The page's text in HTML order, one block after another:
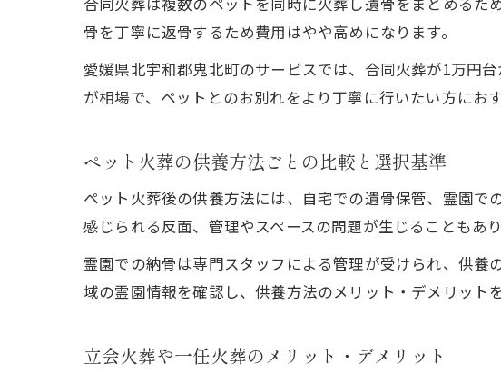
骨を丁寧に返骨するため費用はやや高めになります。
愛媛県北宇和郡鬼北町のサービスでは、合同火葬が1万円
が相場で、ペットとのお別れをより丁寧に行いたい方におす
ペット火葬の供養方法ごとの比較と選択基準
ペット火葬後の供養方法には、自宅での遺骨保管、霊園
感じられる反面、管理やスペースの問題が生じることもあり
霊園での納骨は専門スタッフによる管理が受けられ、供
域の霊園情報を確認し、供養方法のメリット・デメリット
立会火葬や一任火葬のメリット・デメリット